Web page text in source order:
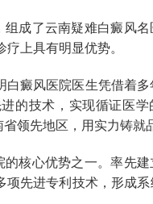
成了云南疑难白癜风
上具有明显优势。
白癜风医院医生凭借着
的技术，实现循证医学
领先地区，用实力铸就
核心优势之一。率先建
项先进专利技术，形成